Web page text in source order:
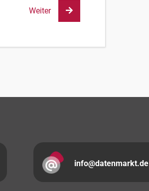
Weiter
info@datenmarkt.de